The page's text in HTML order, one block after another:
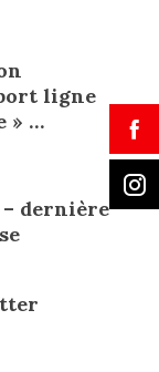
ligne
» …
dernière